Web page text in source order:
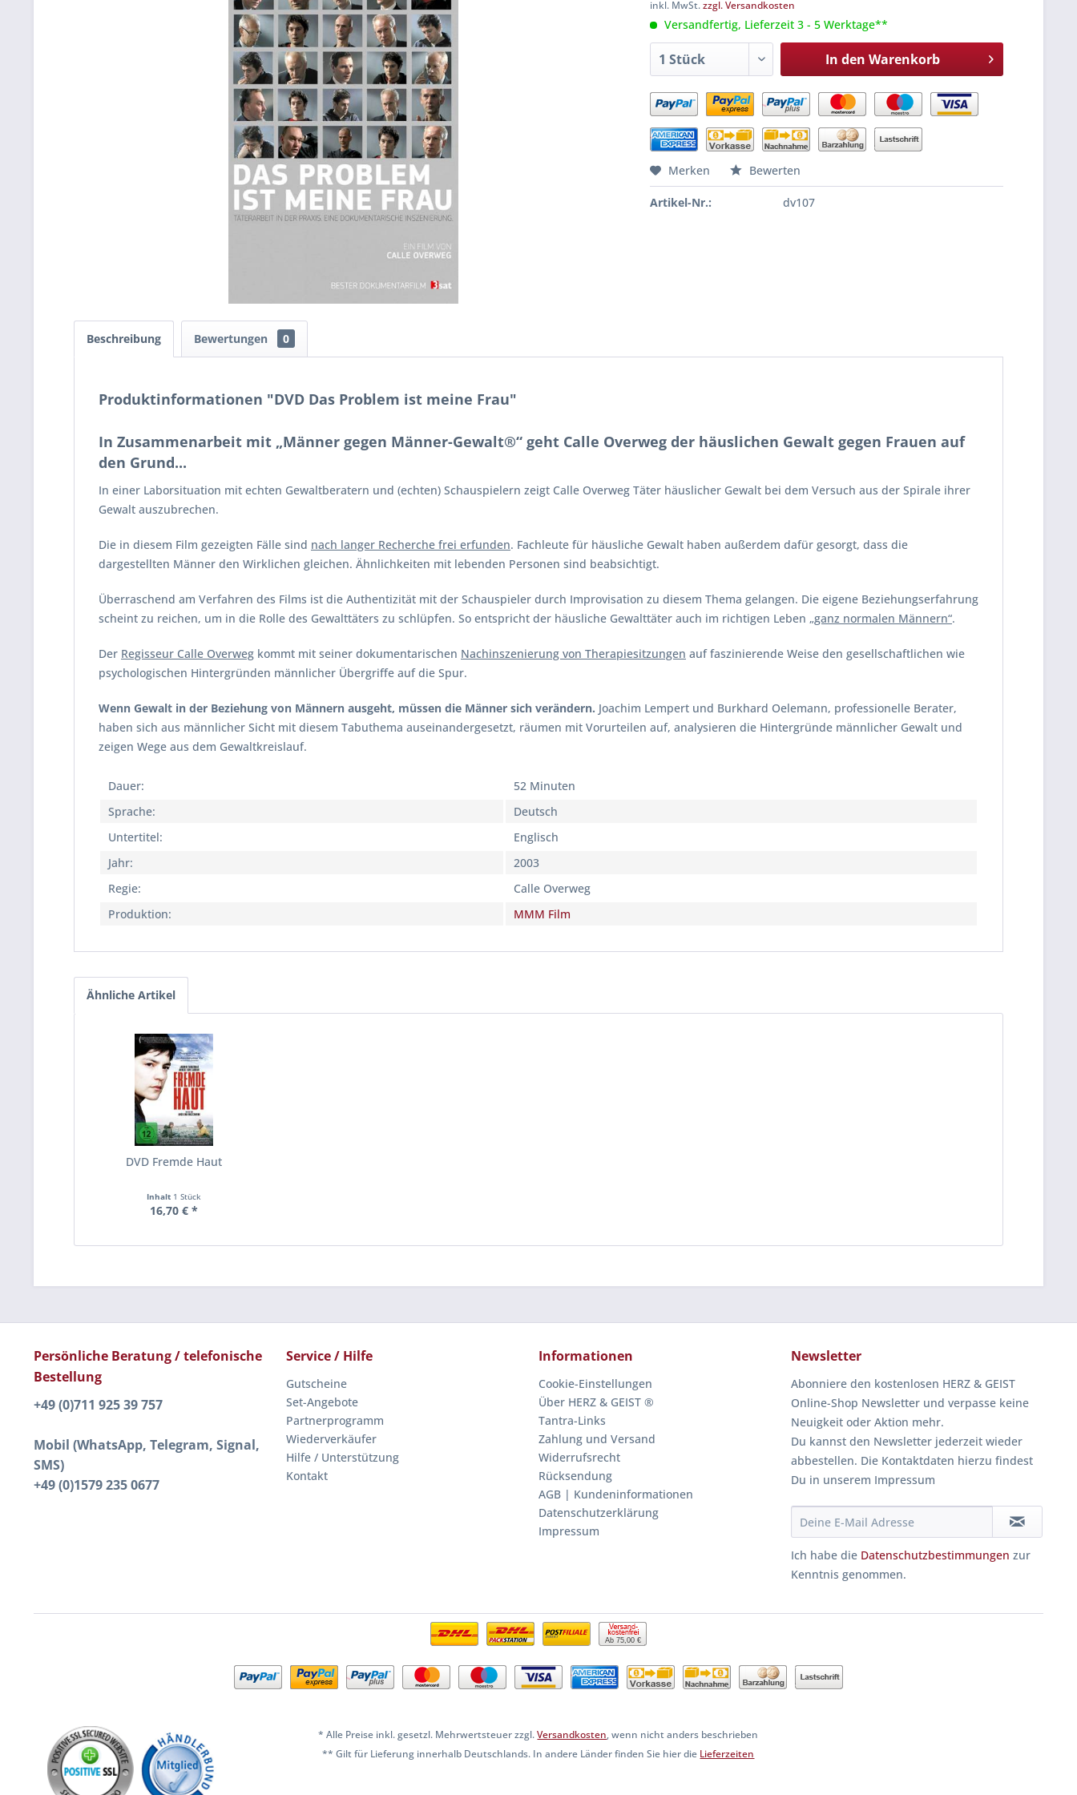
inkl. MwSt.zzgl. Versandkosten
Versandfertig, Lieferzeit 3 - 5 Werktage**
In den Warenkorb
Merken Bewerten
Artikel-Nr.: dv107
Beschreibung Bewertungen 0
Produktinformationen "DVD Das Problem ist meine Frau"
In Zusammenarbeit mit „Männer gegen Männer-Gewalt®“ geht Calle Overweg der häuslichen Gewalt gegen Frauen auf
den Grund...
In einer Laborsituation mit echten Gewaltberatern und (echten) Schauspielern zeigt Calle Overweg Täter häuslicher Gewalt bei dem Versuch aus der Spirale ihrer
Gewalt auszubrechen.
Die in diesem Film gezeigten Fälle sind nach langer Recherche frei erfunden. Fachleute für häusliche Gewalt haben außerdem dafür gesorgt, dass die
dargestellten Männer den Wirklichen gleichen. Ähnlichkeiten mit lebenden Personen sind beabsichtigt.
Überraschend am Verfahren des Films ist die Authentizität mit der Schauspieler durch Improvisation zu diesem Thema gelangen. Die eigene Beziehungserfahrung
scheint zu reichen, um in die Rolle des Gewalttäters zu schlüpfen. So entspricht der häusliche Gewalttäter auch im richtigen Leben „ganz normalen Männern“.
Der Regisseur Calle Overweg kommt mit seiner dokumentarischen Nachinszenierung von Therapiesitzungen auf faszinierende Weise den gesellschaftlichen wie
psychologischen Hintergründen männlicher Übergriffe auf die Spur.
Wenn Gewalt in der Beziehung von Männern ausgeht, müssen die Männer sich verändern. Joachim Lempert und Burkhard Oelemann, professionelle Berater,
haben sich aus männlicher Sicht mit diesem Tabuthema auseinandergesetzt, räumen mit Vorurteilen auf, analysieren die Hintergründe männlicher Gewalt und
zeigen Wege aus dem Gewaltkreislauf.
Dauer:
52 Minuten
Sprache:
Deutsch
Untertitel:
Englisch
Jahr:
2003
Regie:
Calle Overweg
Produktion:
MMM Film
Ähnliche Artikel
DVD Fremde Haut
Inhalt 1 Stück
16,70 € *
Persönliche Beratung / telefonische
Bestellung
+49 (0)711 925 39 757
Mobil (WhatsApp, Telegram, Signal,
SMS)
+49 (0)1579 235 0677
Service / Hilfe
Gutscheine
Set-Angebote
Partnerprogramm
Wiederverkäufer
Hilfe / Unterstützung
Kontakt
Informationen
Cookie-Einstellungen
Über HERZ & GEIST ®
Tantra-Links
Zahlung und Versand
Widerrufsrecht
Rücksendung
AGB | Kundeninformationen
Datenschutzerklärung
Impressum
Newsletter
Abonniere den kostenlosen HERZ & GEIST
Online-Shop Newsletter und verpasse keine
Neuigkeit oder Aktion mehr.
Du kannst den Newsletter jederzeit wieder
abbestellen. Die Kontaktdaten hierzu findest
Du in unserem Impressum
Ich habe die Datenschutzbestimmungen zur
Kenntnis genommen.
Ab 75,00 €
* Alle Preise inkl. gesetzl. Mehrwertsteuer zzgl.Versandkosten, wenn nicht anders beschrieben
** Gilt für Lieferung innerhalb Deutschlands. In andere Länder finden Sie hier die Lieferzeiten